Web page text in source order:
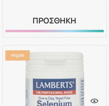
ΠΡΟΣΘΗΚΗ